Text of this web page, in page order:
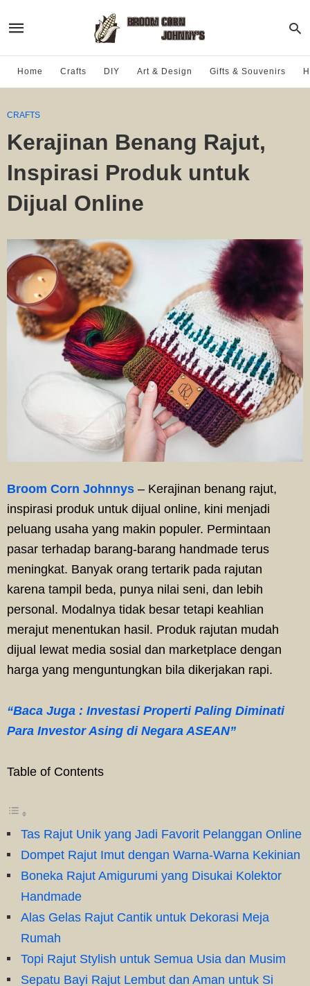
Home Crafts DIY Art & Design Gifts & Souvenirs
CRAFTS
Kerajinan Benang Rajut,
Inspirasi Produk untuk
Dijual Online
Broom Corn Johnnys – Kerajinan benang rajut,
inspirasi produk untuk dijual online, kini menjadi
peluang usaha yang makin populer. Permintaan
pasar terhadap barang-barang handmade terus
meningkat. Banyak orang tertarik pada rajutan
karena tampil beda, punya nilai seni, dan lebih
personal. Modalnya tidak besar tetapi keahlian
merajut menentukan hasil. Produk rajutan mudah
dijual lewat media sosial dan marketplace dengan
harga yang menguntungkan bila dikerjakan rapi.
“Baca Juga : Investasi Properti Paling Diminati
Para Investor Asing di Negara ASEAN”
Table of Contents
Tas Rajut Unik yang Jadi Favorit Pelanggan Online
Dompet Rajut Imut dengan Warna-Warna Kekinian
Boneka Rajut Amigurumi yang Disukai Kolektor
Handmade
Alas Gelas Rajut Cantik untuk Dekorasi Meja
Rumah
Topi Rajut Stylish untuk Semua Usia dan Musim
Sepatu Bayi Rajut Lembut dan Aman untuk Si